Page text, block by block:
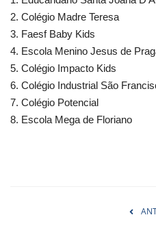
2. Colégio Madre Teresa
3. Faesf Baby Kids
4. Escola Menino Jesus de
5. Colégio Impacto Kids
6. Colégio Industrial São
7. Colégio Potencial
8. Escola Mega de Floriano